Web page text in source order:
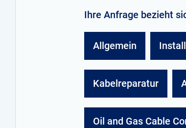
Ihre Anfrage bezieht
Allgemein
Kabelreparatur
Oil and Gas Cable